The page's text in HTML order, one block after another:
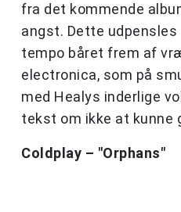
fra det kommende
angst. Dette
tempo båret frem af
electronica, som på
med Healys inderlige
tekst om ikke at kunne
Coldplay – "Orphans"